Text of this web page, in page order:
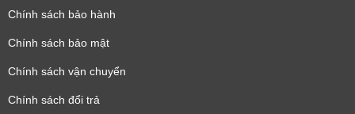
Chính sách bảo hành
Chính sách bảo mật
Chính sách vận chuyển
Chính sách đổi trả